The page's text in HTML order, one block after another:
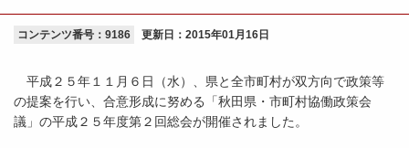
コンテンツ番号：9186 更新日： 2015年01月16日
平成２５年１１月６日（水）、県と全市町村が双方向で政策等
の提案を行い、合意形成に努める「秋田県・市町村協働政策会
議」の平成２５年度第２回総会が開催されました。